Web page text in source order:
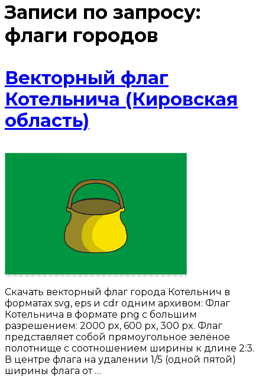
Записи по запросу:
флаги городов
Векторный флаг
Котельнича (Кировская
область)
Скачать векторный флаг города Котельнич в
форматах svg, eps и cdr одним архивом: Флаг
Котельнича в формате png с большим
разрешением: 2000 px, 600 px, 300 px. Флаг
представляет собой прямоугольное зелёное
полотнище с соотношением ширины к длине 2:3.
В центре флага на удалении 1/5 (одной пятой)
ширины флага от …